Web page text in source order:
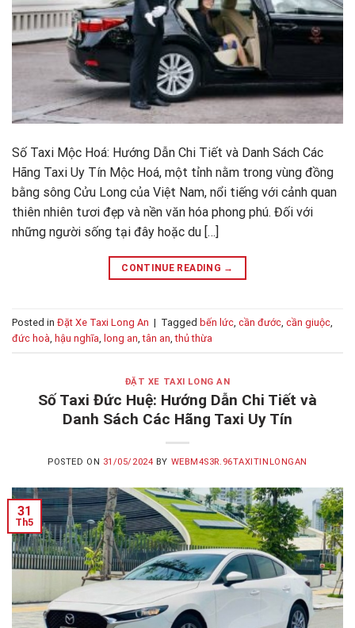
Số Taxi Mộc Hoá: Hướng Dẫn Chi Tiết và Danh Sách Các
Hãng Taxi Uy Tín Mộc Hoá, một tỉnh nằm trong vùng đồng
bằng sông Cửu Long của Việt Nam, nổi tiếng với cảnh quan
thiên nhiên tươi đẹp và nền văn hóa phong phú. Đối với
những người sống tại đây hoặc du […]
CONTINUE READING →
Posted in Đặt Xe Taxi Long An | Tagged bến lức cần đước cần giuộc
đức hoà hậu nghĩa long an ,tân an ,thủ thừa
ĐẶT XE TAXI LONG AN
Số Taxi Đức Huệ: Hướng Dẫn Chi Tiết và
Danh Sách Các Hãng Taxi Uy Tín
POSTED ON 31/05/2024 BY WEBM4S3R.96TAXITINLONGAN
31
Th5